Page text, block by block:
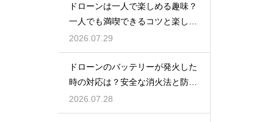
ドローンは一人で楽しめる趣味？
一人でも満喫できるコツと楽しみ
方
2026.07.29
ドローンのバッテリーが発火した
時の対応は？安全な消火法と防止
策を解説
2026.07.28